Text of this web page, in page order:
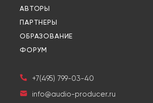
АВТОРЫ
ПАРТНЕРЫ
ОБРАЗОВАНИЕ
ФОРУМ
+7(495) 799-03-40
info@audio-producer.ru